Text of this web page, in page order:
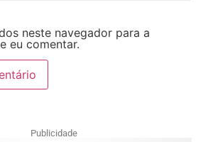
neste navegador para a
eu comentar.
Publicidade